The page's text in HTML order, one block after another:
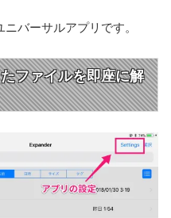
バーサルアプリです。
ファイルを即座に解